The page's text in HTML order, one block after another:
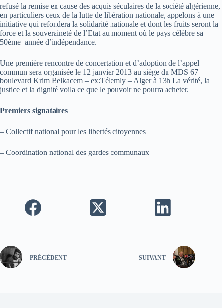
refusé la remise en cause des acquis séculaires de la société algérienne,
en particuliers ceux de la lutte de libération nationale, appelons à une
initiative qui refondera la solidarité nationale et dont les fruits seront la
force et la souveraineté de l’Etat au moment où le pays célèbre sa
50ème année d’indépendance.
Une première rencontre de concertation et d’adoption de l’appel
commun sera organisée le 12 janvier 2013 au siège du MDS 67
boulevard Krim Belkacem – ex:Télemly – Alger à 13h La vérité, la
justice et la dignité voila ce que le pouvoir ne pourra acheter.
Premiers signataires
– Collectif national pour les libertés citoyennes
– Coordination national des gardes communaux
PRÉCÉDENT SUIVANT